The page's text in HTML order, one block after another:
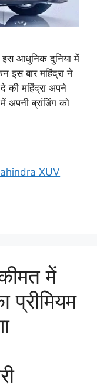
आधुनिक दुनिया में
इस बार महिंद्रा ने
की महिंद्रा अपने
अपनी ब्रांडिंग को
XUV
में